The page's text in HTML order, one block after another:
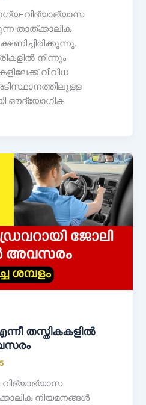
വിദ്യാഭ്യാസ
താത്ക്കാലിക
നിന്നും
വിവിധ
ഔദ്യോഗിക
തസ്തികകളിൽ
വിദ്യാഭ്യാസ
നിയമനങ്ങൾ